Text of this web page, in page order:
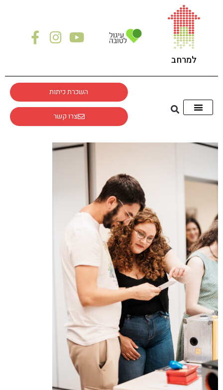
למרחב
השכרת כיתות
צרו קשר